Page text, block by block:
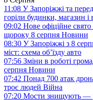
11:08 У Запоріжжі та
горіли будинки, магазин і
09:02 Нове офіційне
щороку 8 серпня Новини
08:30 У Запоріжжі з 8
міст: схема об’їзду авто
07:56 Зміни в роботі
серпня Новини
07:42 Понад 700 атак
троє людей Війна
07:20 Мости знищують —